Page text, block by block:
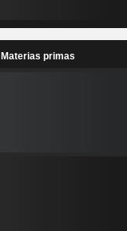
Materias primas